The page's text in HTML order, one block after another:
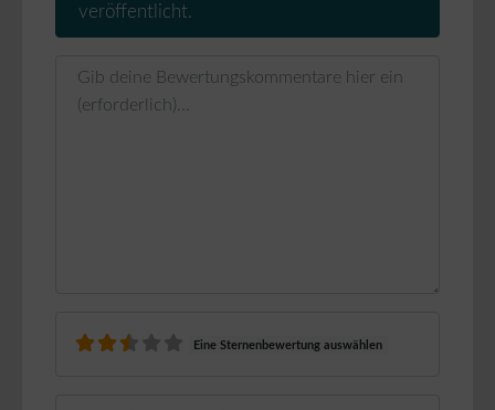
veröffentlicht.
Eine Sternenbewertung auswählen